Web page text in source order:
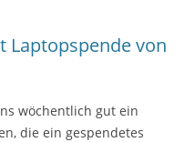
Laptopspende von
wöchentlich gut ein
die ein gespendetes